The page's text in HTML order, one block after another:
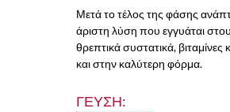
Μετά το τέλος της φάσης
άριστη λύση που εγγυάται
θρεπτικά συστατικά,
και στην καλύτερη φόρμα.
ΓΕΥΣΗ: